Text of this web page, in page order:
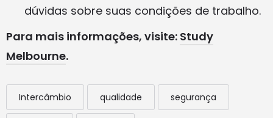
dúvidas sobre suas condições de trabalho.
Para mais informações, visite: Study
Melbourne.
Intercâmbio qualidade segurança